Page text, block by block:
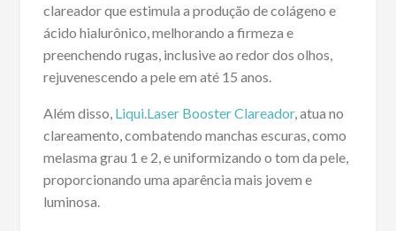
clareador que estimula a produção de colágeno e
ácido hialurônico, melhorando a firmeza e
preenchendo rugas, inclusive ao redor dos olhos,
rejuvenescendo a pele em até 15 anos.
Além disso, Liqui.Laser Booster Clareador, atua no
clareamento, combatendo manchas escuras, como
melasma grau 1 e 2, e uniformizando o tom da pele,
proporcionando uma aparência mais jovem e
luminosa.